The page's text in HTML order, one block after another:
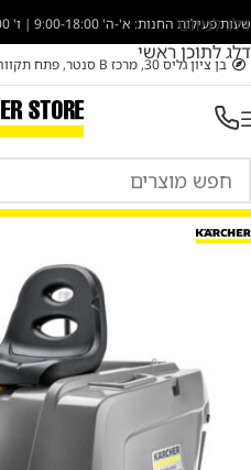
דלג לניווט
דלג לתוכן ראשי
שעות פעילות החנות: א'-ה' 9:00-18:00 | ו' 9:00-13:00
בן ציון גליס 30, מרכז B סנטר, פתח תקווה